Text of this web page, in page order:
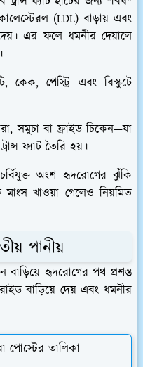
(LDL) বাড়ায় এবং
এর ফলে ধমনীর দেয়ালে
কেক, পেস্ট্রি এবং বিস্কুটে
সমুচা বা ফ্রাইড চিকেন—যা
ফ্যাট তৈরি হয়।
অংশ হৃদরোগের ঝুঁকি
খাওয়া গেলেও নিয়মিত
পানীয়
বাড়িয়ে হৃদরোগের পথ প্রশস্ত
বাড়িয়ে দেয় এবং ধমনীর
তালিকা